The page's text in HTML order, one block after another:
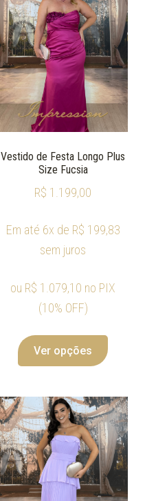
Vestido de Festa Longo Plus
Size Fucsia
R$ 1.199,00
Em até 6x de R$ 199,83
sem juros
ou R$ 1.079,10 no PIX
(10% OFF)
Ver opções